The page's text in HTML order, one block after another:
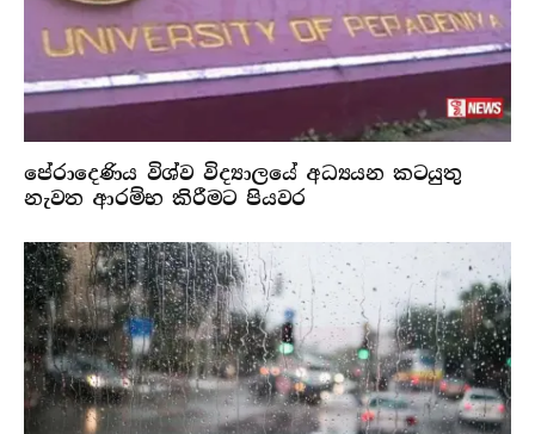
පේරාදෙණිය විශ්ව විද්‍යාලයේ අධ්‍යයන කටයුතු
නැවත ආරම්භ කිරීමට පියවර